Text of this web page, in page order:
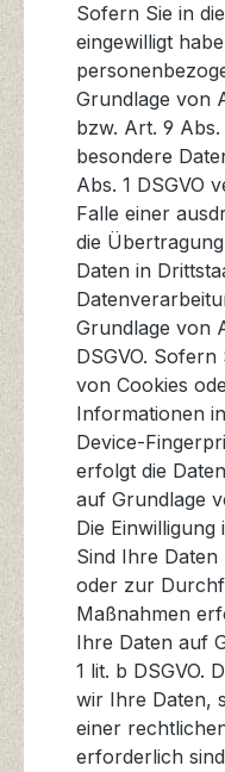
Sofern Sie in
eingewilligt
Grundlage von
bzw. Art. 9
besondere
Abs. 1 DSGVO
Falle einer
die
Daten in
Grundlage von
DSGVO.
von Cookies
Informationen
Device-
erfolgt die
auf Grundlage
Die
Sind Ihre
oder zur
Maßnahmen
Ihre Daten auf
1 lit. b DSGVO.
wir Ihre Daten,
einer
erforderlich